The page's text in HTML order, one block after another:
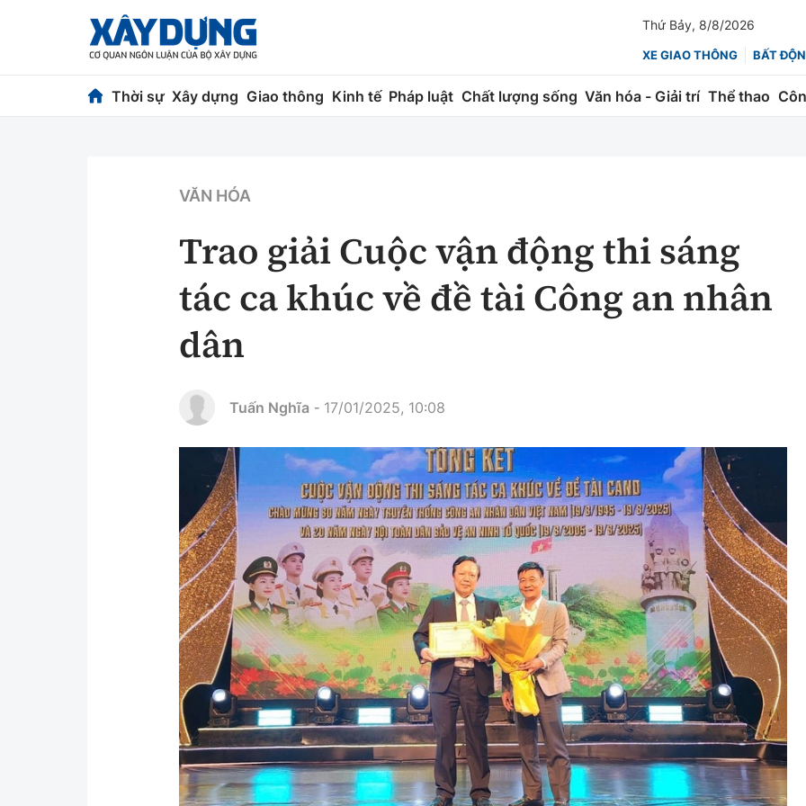
Thứ Bảy, 8/8/2026
XE GIAO THÔNG BẤT
Thời sự Xây dựng Giao thông Kinh tế Pháp luật Chất lượng sống Văn hóa - Giải trí Thể thao
Chuyện dọc đường Vật liệu xây dựng
Giám định chất lượng
Hàng không
Đường sắt
Hàng hải
Đường sắt đô thị
Nhà thầu
Mời thầu - Đấu thầu
Thi viết về Ngành
Chứng khoán
Bảo hiểm
An ninh hình sự
An toàn giao thông
Giao thông 24h
ATGT địa phương
Văn hóa giao thông
Lái xe an toàn
Chung tay vì ATGT
Gương sáng giao thông
xem thêm
Chất lượng sống Văn hóa - Giải Trí
Văn hóa
Thể thao
Bóng đá
Công nghệ
Công nghệ mới
VĂN HÓA
Trao giải Cuộc vận động thi sáng
tác ca khúc về đề tài Công an nhân
dân
Tuấn Nghĩa - 17/01/2025, 10:08